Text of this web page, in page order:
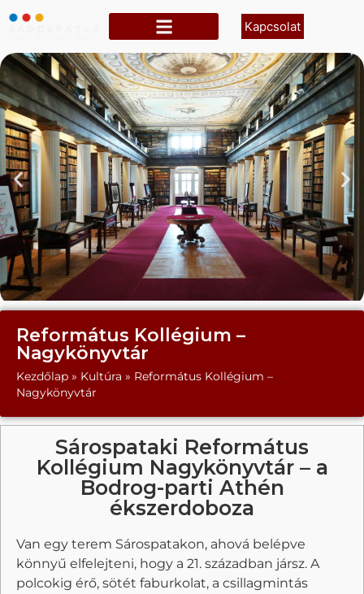
Kapcsolat
Református Kollégium –
Nagykönyvtár
Kezdőlap » Kultúra » Református Kollégium –
Nagykönyvtár
Sárospataki Református
Kollégium Nagykönyvtár – a
Bodrog-parti Athén
ékszerdoboza
Van egy terem Sárospatakon, ahová belépve
könnyű elfelejteni, hogy a 21. században jársz. A
polcokig érő, sötét faburkolat, a csillagmintás